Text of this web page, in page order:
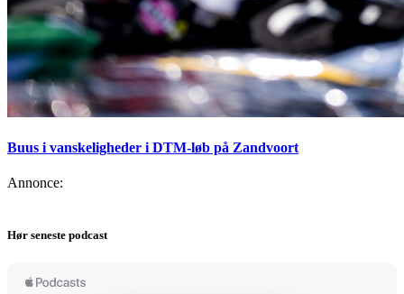
Buus i vanskeligheder i DTM-løb på Zandvoort
Annonce:
Hør seneste podcast